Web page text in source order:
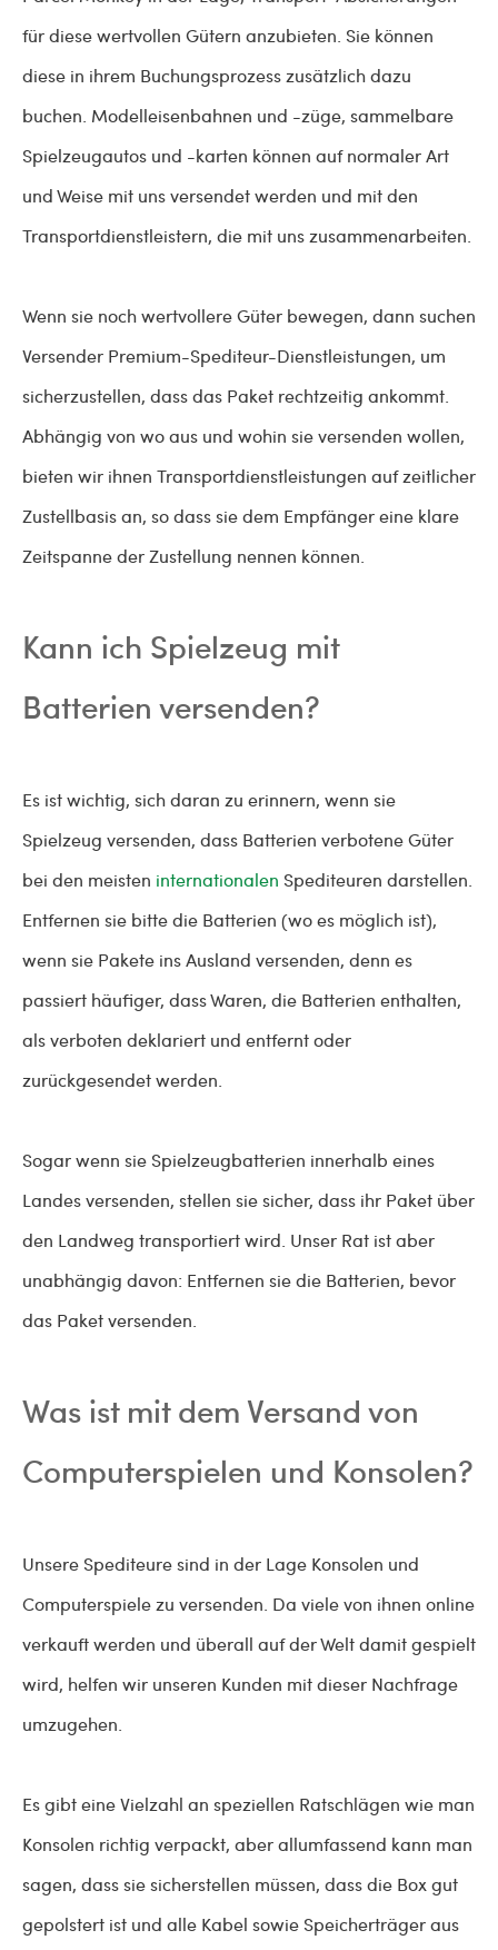
für diese wertvollen Gütern anzubieten. Sie können
diese in ihrem Buchungsprozess zusätzlich dazu
buchen. Modelleisenbahnen und -züge, sammelbare
Spielzeugautos und -karten können auf normaler Art
und Weise mit uns versendet werden und mit den
Transportdienstleistern, die mit uns zusammenarbeiten.
Wenn sie noch wertvollere Güter bewegen, dann suchen
Versender Premium-Spediteur-Dienstleistungen, um
sicherzustellen, dass das Paket rechtzeitig ankommt.
Abhängig von wo aus und wohin sie versenden wollen,
bieten wir ihnen Transportdienstleistungen auf zeitlicher
Zustellbasis an, so dass sie dem Empfänger eine klare
Zeitspanne der Zustellung nennen können.
Kann ich Spielzeug mit
Batterien versenden?
Es ist wichtig, sich daran zu erinnern, wenn sie
Spielzeug versenden, dass Batterien verbotene Güter
bei den meisten internationalen Spediteuren darstellen.
Entfernen sie bitte die Batterien (wo es möglich ist),
wenn sie Pakete ins Ausland versenden, denn es
passiert häufiger, dass Waren, die Batterien enthalten,
als verboten deklariert und entfernt oder
zurückgesendet werden.
Sogar wenn sie Spielzeugbatterien innerhalb eines
Landes versenden, stellen sie sicher, dass ihr Paket über
den Landweg transportiert wird. Unser Rat ist aber
unabhängig davon: Entfernen sie die Batterien, bevor
das Paket versenden.
Was ist mit dem Versand von
Computerspielen und Konsolen?
Unsere Spediteure sind in der Lage Konsolen und
Computerspiele zu versenden. Da viele von ihnen online
verkauft werden und überall auf der Welt damit gespielt
wird, helfen wir unseren Kunden mit dieser Nachfrage
umzugehen.
Es gibt eine Vielzahl an speziellen Ratschlägen wie man
Konsolen richtig verpackt, aber allumfassend kann man
sagen, dass sie sicherstellen müssen, dass die Box gut
gepolstert ist und alle Kabel sowie Speicherträger aus